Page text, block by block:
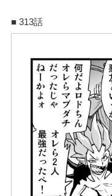
■ 313話